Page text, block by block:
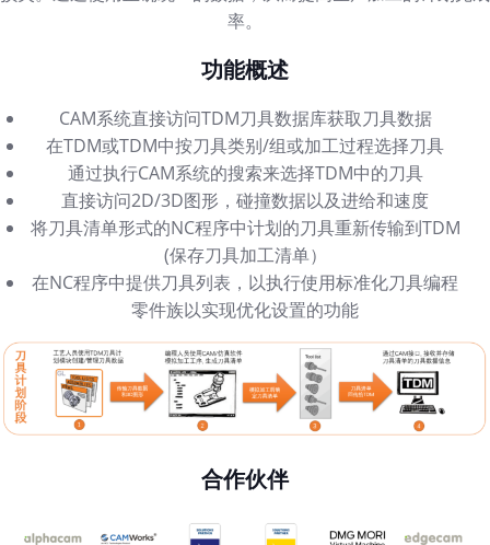
率。
功能概述
CAM系统直接访问TDM刀具数据库获取刀具数据
在TDM或TDM中按刀具类别/组或加工过程选择刀具
通过执行CAM系统的搜索来选择TDM中的刀具
直接访问2D/3D图形，碰撞数据以及进给和速度
将刀具清单形式的NC程序中计划的刀具重新传输到TDM
(保存刀具加工清单）
在NC程序中提供刀具列表，以执行使用标准化刀具编程
零件族以实现优化设置的功能
合作伙伴